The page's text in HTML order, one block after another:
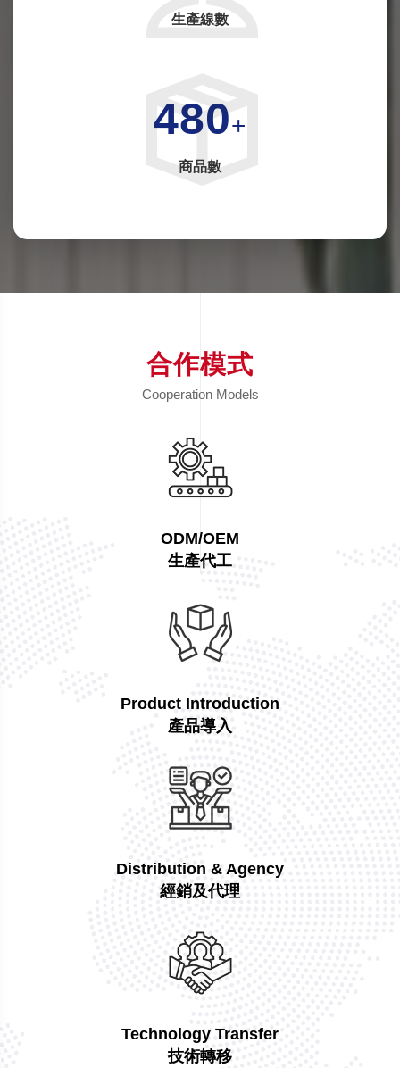
生產線數
480+
商品數
合作模式
Cooperation Models
ODM/OEM
生產代工
Product Introduction
產品導入
Distribution & Agency
經銷及代理
Technology Transfer
技術轉移